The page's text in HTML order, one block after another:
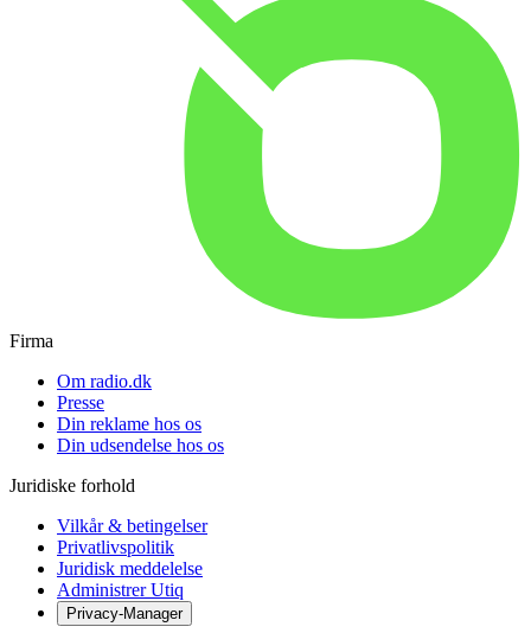
Firma
Om radio.dk
Presse
Din reklame hos os
Din udsendelse hos os
Juridiske forhold
Vilkår & betingelser
Privatlivspolitik
Juridisk meddelelse
Administrer Utiq
Privacy-Manager